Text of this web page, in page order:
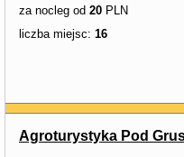
za nocleg od 20 PLN
liczba miejsc: 16
Agroturystyka Pod